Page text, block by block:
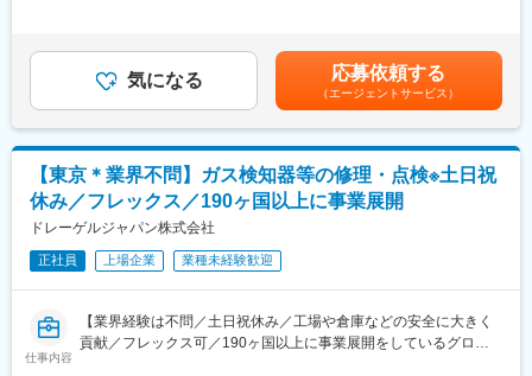
【トップクラスのシェア製品を多数保有】
当社は、各事業部ごとにトップクラスのシェアを誇る製品を有し
ています。インダストリアル事業はオイル&ガス分野で活躍する
「往復動ポンプ」。精密機器事業は多くの発電所で活躍する「水
質調整装置」。航空宇宙事業は、世界シェア90％以上を誇る航空
機用部品「カスケード」。メディカル事業は、「人工透析装置」
などが国内トップシェア製品になります。
変更の範囲：会社の定める業務
が、平均すると1回/3か月程度となります。
【入社後まずお任せをする業務】
・顧客先装置における稼働／性能の維持管理の補助
【ゆくゆくお任せする業務】
・顧客先装置における稼働、性能の維持管理
・市場における技術テーマ分析と開発、露光装置開発フェーズに
おけるフィールド視点のフィードバック
・顧客先装置における稼働、性能向上のためのソリューション提
案 など
■入社後の流れ
入社後はスキルや適性により期間は異なりますが基礎技術習得の
あくまでも目安の金額であり、選考を通じて上下する可能性があ
ります。月給(月額)は固定手当を含めた表記です。
気になる 応募依頼する
（エージェントサービス）
【東京＊業界不問】ガス検知器等の修理・点検※土日祝
休み／フレックス／190ヶ国以上に事業展開
ドレーゲルジャパン株式会社
正社員 上場企業 業種未経験歓迎
仕事内容
【業界経験は不問／土日祝休み／工場や倉庫などの安全に大きく
貢献／フレックス可／190ヶ国以上に事業展開をしているグロー